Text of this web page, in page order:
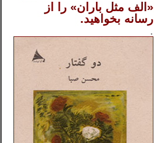
«الف مثل باران» را از
رسانه بخواهید.
.